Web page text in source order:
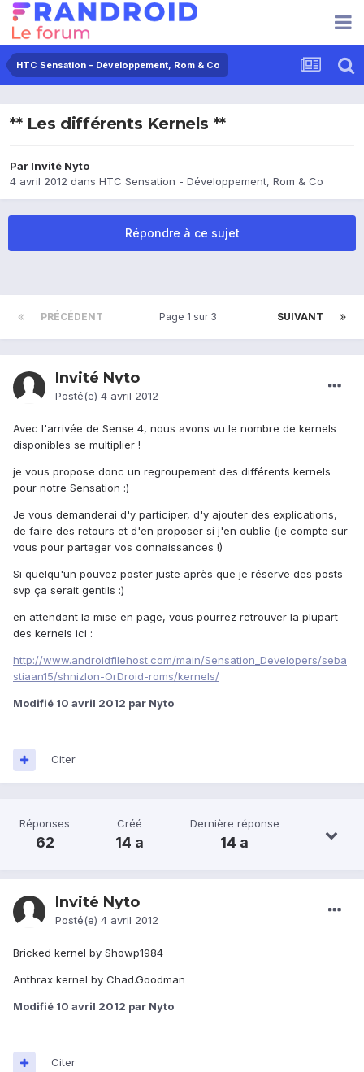
HTC Sensation - Développement, Rom & Co
** Les différents Kernels **
Par Invité Nyto
4 avril 2012 dans HTC Sensation - Développement, Rom & Co
Répondre à ce sujet
PRÉCÉDENT SUIVANT
Page 1 sur 3
Invité Nyto
Posté(e) 4 avril 2012
Avec l'arrivée de Sense 4, nous avons vu le nombre de kernels
disponibles se multiplier !
je vous propose donc un regroupement des différents kernels
pour notre Sensation :)
Je vous demanderai d'y participer, d'y ajouter des explications,
de faire des retours et d'en proposer si j'en oublie (je compte sur
vous pour partager vos connaissances !)
Si quelqu'un pouvez poster juste après que je réserve des posts
svp ça serait gentils :)
en attendant la mise en page, vous pourrez retrouver la plupart
des kernels ici :
http://www.androidfilehost.com/main/Sensation_Developers/seba
stiaan15/shnizlon-OrDroid-roms/kernels/
Modifié 10 avril 2012 par Nyto
Citer
Réponses
62
Créé
14 a
Dernière réponse
14 a
Invité Nyto
Posté(e) 4 avril 2012
Bricked kernel by Showp1984
Anthrax kernel by Chad.Goodman
Modifié 10 avril 2012 par Nyto
Citer